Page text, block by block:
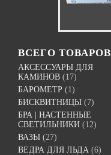
ВСЕГО ТОВАРОВ
АКСЕССУАРЫ ДЛЯ
КАМИНОВ (17)
БАРОМЕТР (1)
БИСКВИТНИЦЫ (7)
БРА | НАСТЕННЫЕ
СВЕТИЛЬНИКИ (12)
ВАЗЫ (27)
ВЕДРА ДЛЯ ЛЬДА (6)